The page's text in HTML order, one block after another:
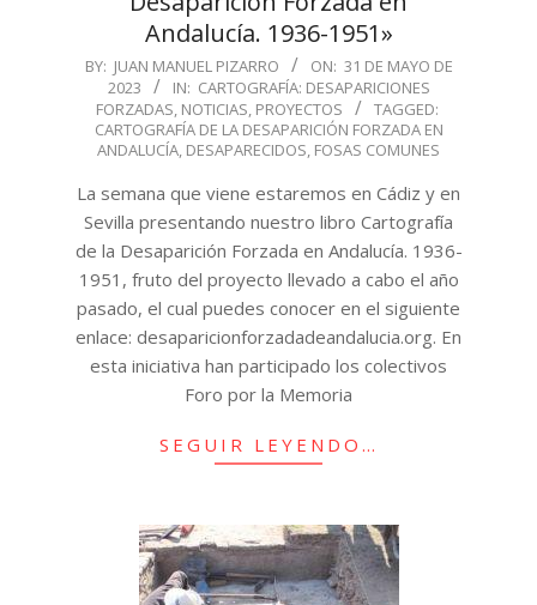
Andalucía. 1936-1951»
2023-
BY: JUAN MANUEL PIZARRO ON: 31 DE MAYO DE
2023
IN: CARTOGRAFÍA: DESAPARICIONES
FORZADAS, NOTICIAS, PROYECTOS
TAGGED:
CARTOGRAFÍA DE LA DESAPARICIÓN FORZADA EN
ANDALUCÍA, DESAPARECIDOS, FOSAS COMUNES
La semana que viene estaremos en Cádiz y en
Sevilla presentando nuestro libro Cartografía
de la Desaparición Forzada en Andalucía. 1936-
1951, fruto del proyecto llevado a cabo el año
pasado, el cual puedes conocer en el siguiente
enlace: desaparicionforzadadeandalucia.org. En
esta iniciativa han participado los colectivos
Foro por la Memoria
SEGUIR LEYENDO…